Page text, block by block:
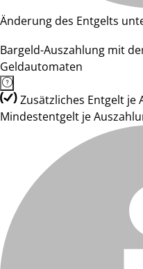
Änderung des Entgelts
Bargeld-Auszahlung mit
Geldautomaten
Zusätzliches Entgelt je
Mindestentgelt je